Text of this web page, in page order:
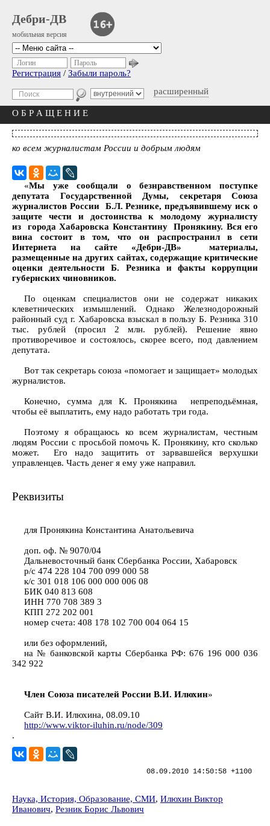
Дебри-ДВ
мобильная версия
расширенный
Логин Пароль
Регистрация / Забыли пароль?
О Б Р А Щ Е Н И Е
ко всем журналистам России и добрым людям
«Мы уже сообщали о безнравственном поступке
депутата Государственной Думы, секретаря Союза
журналистов России Б.Л. Резнике, предъявившему иск о
защите чести и достоинства к молодому журналисту
из города Хабаровска Константину Пронякину. Вся его
вина состоит в том, что он распространил в сети
Интернета на сайте «Дебри-ДВ» материалы,
размещенные на других сайтах, содержащие критические
оценки деятельности Б. Резника и факты коррупции
губернских чиновников.
По оценкам специалистов они не содержат никаких
клеветнических измышлений. Однако Железнодорожный
районный суд г. Хабаровска взыскал в пользу Б. Резника 310
тыс. рублей (просил 2 млн. рублей). Решение явно
противоречивое и состоялось, скорее всего, под давлением
депутата.
Вот так секретарь союза «помогает и защищает» молодых
журналистов.
Конечно, сумма для К. Пронякина непреподьёмная,
чтобы её выплатить, ему надо работать три года.
Поэтому я обращаюсь ко всем журналистам, честным
людям России с просьбой помочь К. Пронякину, кто сколько
может. Его надо защитить от зарвавшейся верхушки
управленцев. Часть денег я ему уже направил.
Реквизиты
для Пронякина Константина Анатольевича
доп. оф. № 9070/04
Дальневосточный банк Сбербанка России, Хабаровск
р/с 474 228 104 700 099 000 58
к/с 301 018 106 000 000 006 08
БИК 040 813 608
ИНН 770 708 389 3
КПП 272 202 001
номер счета: 408 178 102 700 004 064 15
или без оформлений,
на № банковской карты Сбербанка РФ: 676 196 000 036
342 922
Член Союза писателей России В.И. Илюхин»
Сайт В.И. Илюхина, 08.09.10
http://www.viktor-iluhin.ru/node/309
.
08.09.2010 14:50:58 +1100
Наука, История, Образование, СМИ, Илюхин Виктор
Иванович, Резник Борис Львович